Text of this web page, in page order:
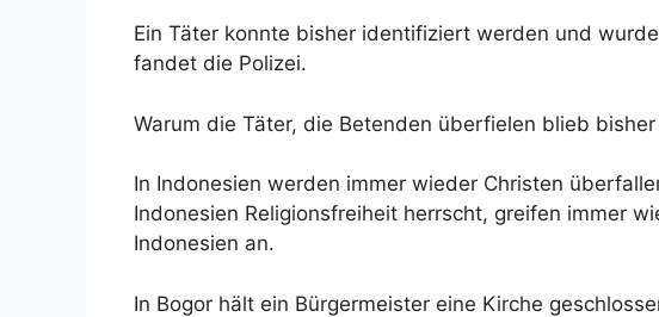
Ein Täter konnte bisher identifiziert werden und
fandet die Polizei.
Warum die Täter, die Betenden überfielen blieb
In Indonesien werden immer wieder Christen
Indonesien Religionsfreiheit herrscht, greifen immer
Indonesien an.
In Bogor hält ein Bürgermeister eine Kirche